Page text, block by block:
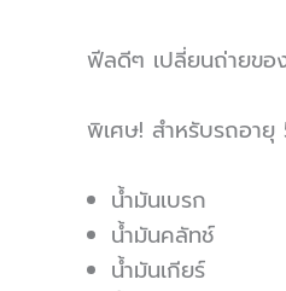
ฟีลดีๆ เปลี่ยนถ่ายขอ
พิเศษ! สำหรับรถอา
น้ำมันเบรก
น้ำมันคลัทช์
น้ำมันเกียร์